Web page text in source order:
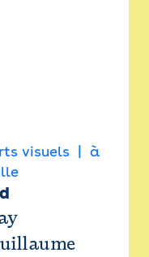
visuels
à